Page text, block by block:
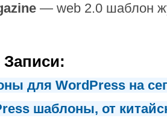
— web 2.0 шаблон
для WordPress на
шаблоны, от